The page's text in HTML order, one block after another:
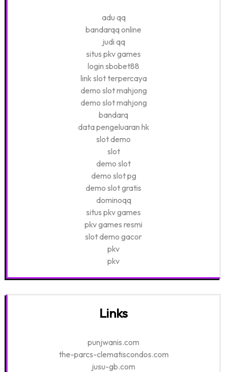
adu qq
bandarqq online
judi qq
situs pkv games
login sbobet88
link slot terpercaya
demo slot mahjong
demo slot mahjong
bandarq
data pengeluaran hk
slot demo
slot
demo slot
demo slot pg
demo slot gratis
dominoqq
situs pkv games
pkv games resmi
slot demo gacor
pkv
pkv
Links
punjwanis.com
the-parcs-clematiscondos.com
jusu-gb.com